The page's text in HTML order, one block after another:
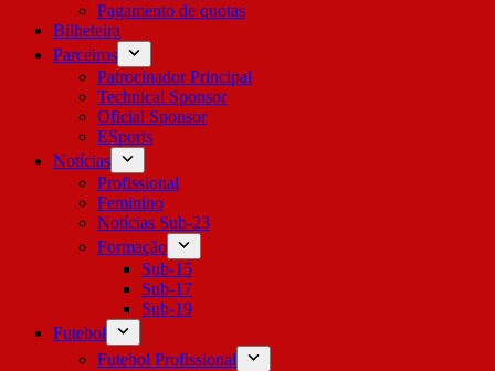
Pagamento de quotas
Bilheteira
Parceiros
Patrocinador Principal
Technical Sponsor
Oficial Sponsor
ESports
Notícias
Profissional
Feminino
Notícias Sub-23
Formação
Sub-15
Sub-17
Sub-19
Futebol
Futebol Profissional